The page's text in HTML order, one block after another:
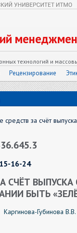
технологий и
Рецензирование
средств за счёт
16-24
СЧЁТ
БЫТЬ
Каргинова-Губинова В.В.